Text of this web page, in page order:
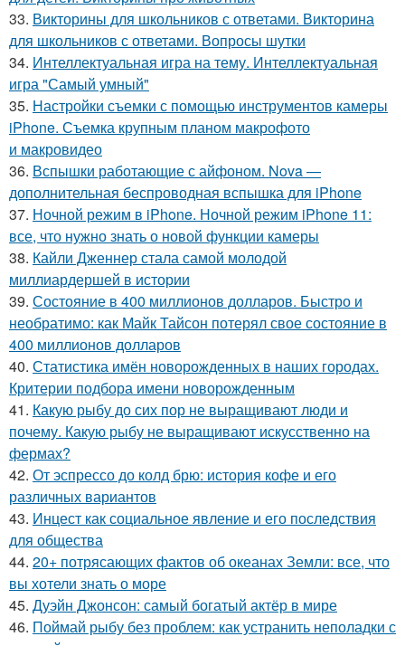
33. Викторины для школьников с ответами. Викторина
для школьников с ответами. Вопросы шутки
34. Интеллектуальная игра на тему. Интеллектуальная
игра "Самый умный"
35. Настройки съемки с помощью инструментов камеры
iPhone. Съемка крупным планом макрофото
и макровидео
36. Вспышки работающие с айфоном. Nova —
дополнительная беспроводная вспышка для iPhone
37. Ночной режим в iPhone. Ночной режим iPhone 11:
все, что нужно знать о новой функции камеры
38. Кайли Дженнер стала самой молодой
миллиардершей в истории
39. Состояние в 400 миллионов долларов. Быстро и
необратимо: как Майк Тайсон потерял свое состояние в
400 миллионов долларов
40. Статистика имён новорожденных в наших городах.
Критерии подбора имени новорожденным
41. Какую рыбу до сих пор не выращивают люди и
почему. Какую рыбу не выращивают искусственно на
фермах?
42. От эспрессо до колд брю: история кофе и его
различных вариантов
43. Инцест как социальное явление и его последствия
для общества
44. 20+ потрясающих фактов об океанах Земли: все, что
вы хотели знать о море
45. Дуэйн Джонсон: самый богатый актёр в мире
46. Поймай рыбу без проблем: как устранить неполадки с